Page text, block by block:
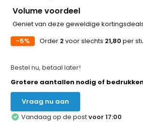
Volume voordeel
Geniet van deze geweldige
-5%
Order 2 voor slechts 21,80 per
Bestel nu, betaal later!
Grotere aantallen nodig of
Vraag nu aan
Vandaag op de postvoor 17:00